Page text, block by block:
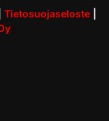
Tietosuojaseloste